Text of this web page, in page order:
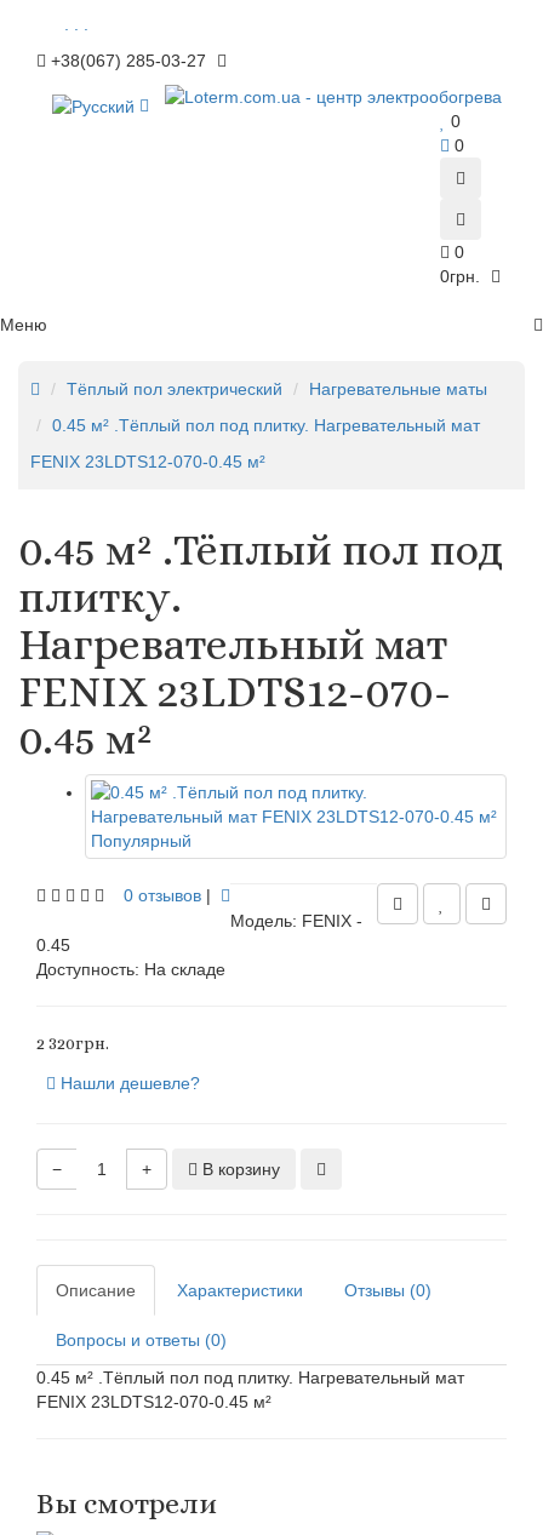
+38(067) 285-03-27
0
0
0
0грн.
Меню
Тёплый пол электрический
Нагревательные маты
0.45 м² .Тёплый пол под плитку. Нагревательный мат
FENIX 23LDTS12-070-0.45 м²
0.45 м² .Тёплый пол под
плитку.
Нагревательный мат
FENIX 23LDTS12-070-
0.45 м²
Популярный
0 отзывов |
Модель: FENIX -
0.45
Доступность: На складе
2 320грн.
Нашли дешевле?
− + В корзину
Описание Характеристики Отзывы (0)
Вопросы и ответы (0)
0.45 м² .Тёплый пол под плитку. Нагревательный мат
FENIX 23LDTS12-070-0.45 м²
Вы смотрели